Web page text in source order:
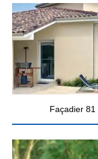
Façadier 81